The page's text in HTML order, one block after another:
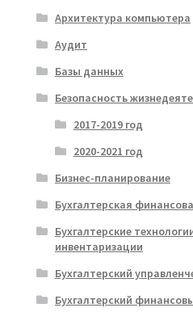
Архитектура компьютера
Аудит
Базы данных
Безопасность
2017-2019 год
2020-2021 год
Бизнес-планирование
Бухгалтерская
Бухгалтерские
инвентаризации
Бухгалтерский
Бухгалтерский